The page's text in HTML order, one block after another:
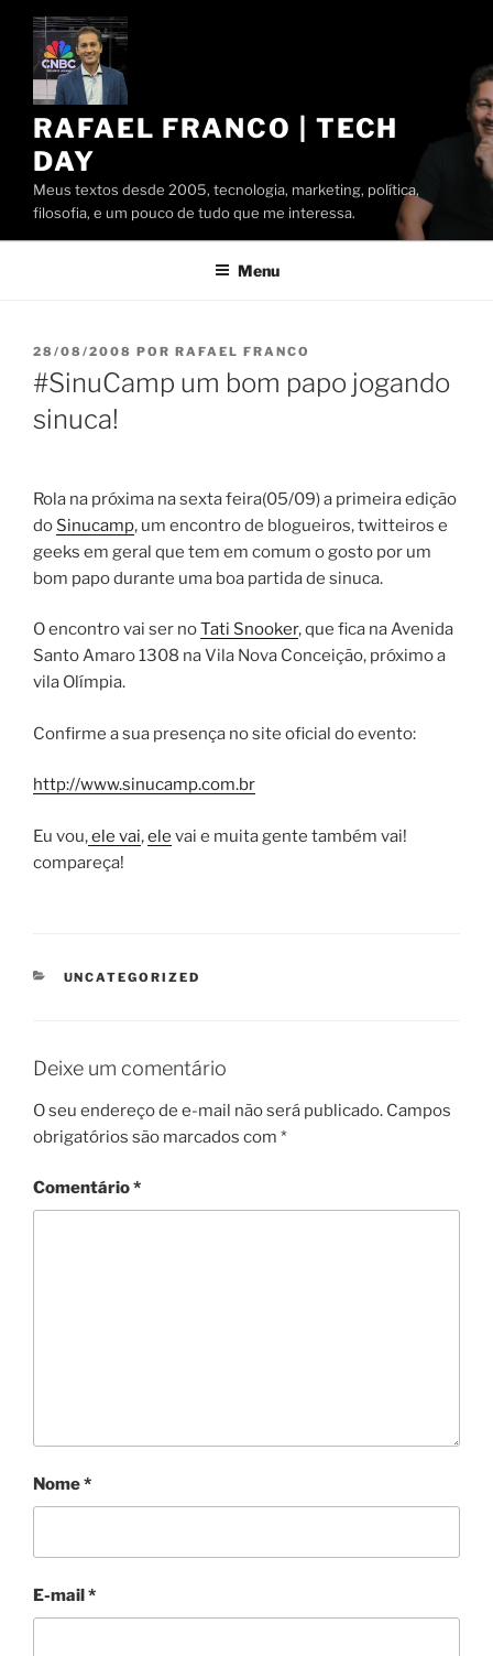
Pular
conteúdo
RAFAEL FRANCO | TECH
DAY
Meus textos desde 2005, tecnologia, marketing, política,
filosofia, e um pouco de tudo que me interessa.
Menu
PUBLICADO
EM
28/08/2008 POR RAFAEL FRANCO
#SinuCamp um bom papo jogando
sinuca!
Rola na próxima na sexta feira(05/09) a primeira edição
do Sinucamp, um encontro de blogueiros, twitteiros e
geeks em geral que tem em comum o gosto por um
bom papo durante uma boa partida de sinuca.
O encontro vai ser noTati Snooker, que fica na Avenida
Santo Amaro 1308 na Vila Nova Conceição, próximo a
vila Olímpia.
Confirme a sua presença no site oficial do evento:
http://www.sinucamp.com.br
Eu vou,ele vai,ele vai e muita gente também vai!
compareça!
CATEGORIAS
UNCATEGORIZED
Deixe um comentário
O seu endereço de e-mail não será publicado. Campos
obrigatórios são marcados com *
Comentário*
Nome*
E-mail*